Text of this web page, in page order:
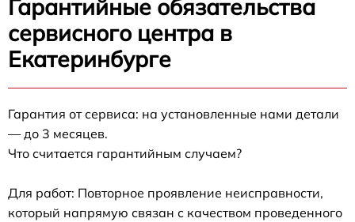
Гарантийные обязательства
сервисного центра в
Екатеринбурге
Гарантия от сервиса: на установленные нами детали
— до 3 месяцев.
Что считается гарантийным случаем?
Для работ: Повторное проявление неисправности,
который напрямую связан с качеством проведенного